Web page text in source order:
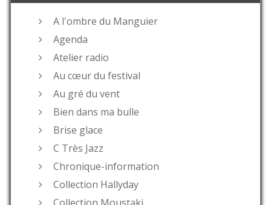
A l'ombre du Manguier
Agenda
Atelier radio
Au cœur du festival
Au gré du vent
Bien dans ma bulle
Brise glace
C Très Jazz
Chronique-information
Collection Hallyday